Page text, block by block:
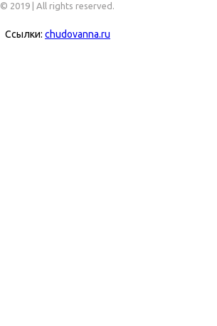
© 2019 | All rights reserved.
Ссылки: chudovanna.ru